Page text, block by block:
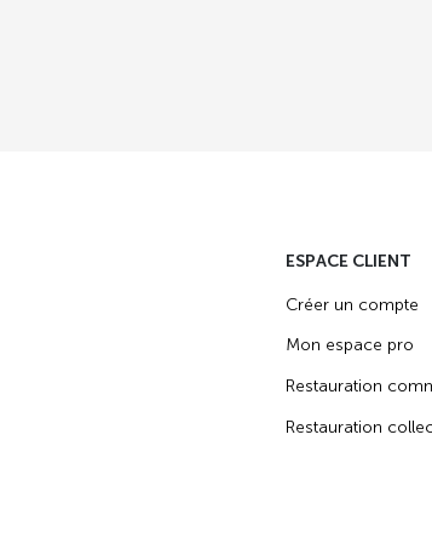
ESPACE CLIENT
Créer un compte
Mon espace pro
Restauration
Restauration